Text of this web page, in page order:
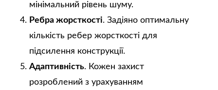
мінімальний рівень шуму.
Ребра жорсткості. Задіяно оптимальну
кількість ребер жорсткості для
підсилення конструкції.
Адаптивність. Кожен захист
розроблений з урахуванням